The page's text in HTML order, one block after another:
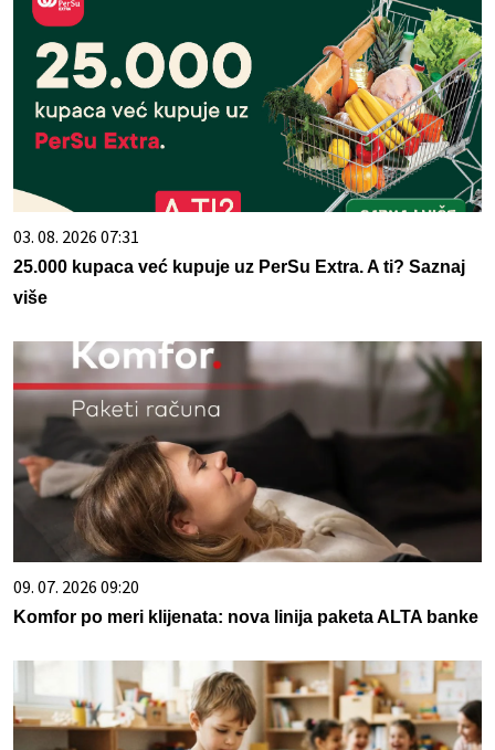
03. 08. 2026 07:31
25.000 kupaca već kupuje uz PerSu Extra. A ti? Saznaj
više
09. 07. 2026 09:20
Komfor po meri klijenata: nova linija paketa ALTA banke